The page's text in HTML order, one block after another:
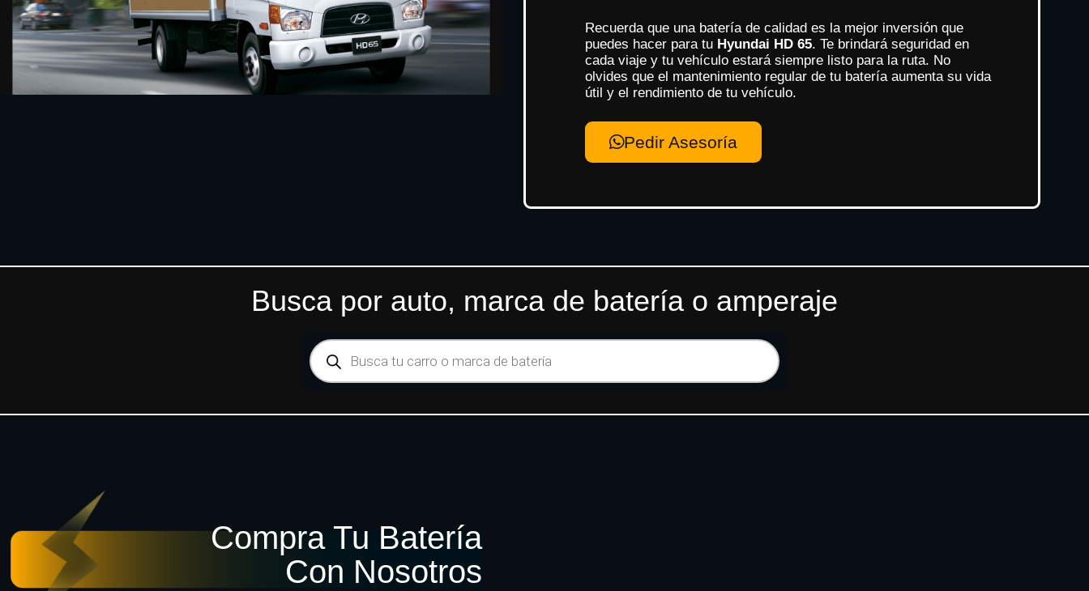
Recuerda que una batería de calidad es la mejor inversión que
puedes hacer para tu Hyundai HD 65. Te brindará seguridad en
cada viaje y tu vehículo estará siempre listo para la ruta. No
olvides que el mantenimiento regular de tu batería aumenta su vida
útil y el rendimiento de tu vehículo.
Pedir Asesoría
Busca por auto, marca de batería o amperaje
Compra Tu Batería
Con Nosotros